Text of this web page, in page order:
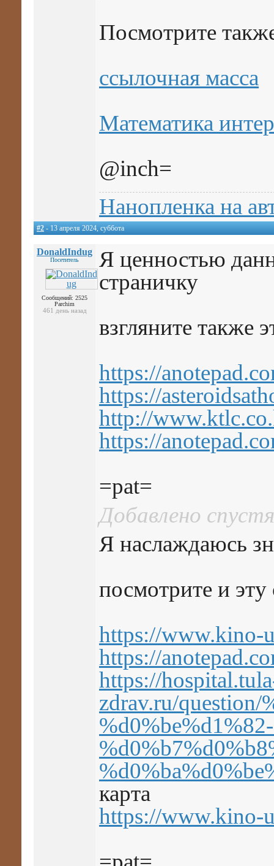
Посмотрите
ссылочная масса
Математика
@inch=
Нанопленка на
#2 - 13 апреля 2024, суббота
DonaldIndug
Посетитель
Сообщений: 2525
Parchim
461 день назад
Я ценностью
страничку
взгляните также
https://
https://
http://
https://
=pat=
Добавлено
Я наслаждаюсь
посмотрите и
https://www.kino-
https://
https://
zdrav.ru/
карта
https://www.kino-